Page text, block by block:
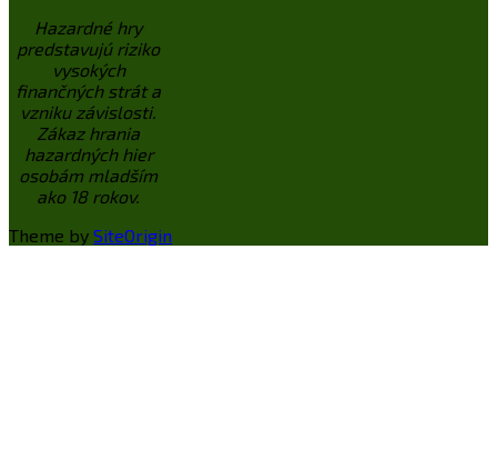
Hazardné hry
predstavujú riziko
vysokých
finančných strát a
vzniku závislosti.
Zákaz hrania
hazardných hier
osobám mladším
ako 18 rokov.
Theme by SiteOrigin